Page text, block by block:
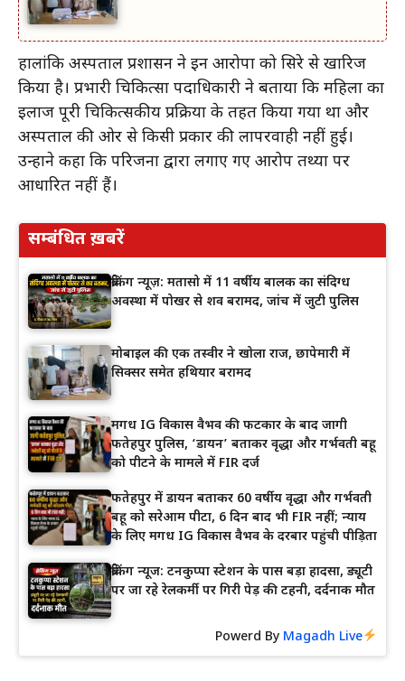
हालांकि अस्पताल प्रशासन ने इन आरोपों को सिरे से खारिज
किया है। प्रभारी चिकित्सा पदाधिकारी ने बताया कि महिला का
इलाज पूरी चिकित्सकीय प्रक्रिया के तहत किया गया था और
अस्पताल की ओर से किसी प्रकार की लापरवाही नहीं हुई।
उन्होंने कहा कि परिजनों द्वारा लगाए गए आरोप तथ्यों पर
आधारित नहीं हैं।
सम्बंधित ख़बरें
ब्रेकिंग न्यूज़: मतासो में 11 वर्षीय बालक का संदिग्ध
अवस्था में पोखर से शव बरामद, जांच में जुटी पुलिस
मोबाइल की एक तस्वीर ने खोला राज, छापेमारी में
सिक्सर समेत हथियार बरामद
मगध IG विकास वैभव की फटकार के बाद जागी
फतेहपुर पुलिस, ‘डायन’ बताकर वृद्धा और गर्भवती बहू
को पीटने के मामले में FIR दर्ज
फतेहपुर में डायन बताकर 60 वर्षीय वृद्धा और गर्भवती
बहू को सरेआम पीटा, 6 दिन बाद भी FIR नहीं; न्याय
के लिए मगध IG विकास वैभव के दरबार पहुंची पीड़िता
ब्रेकिंग न्यूज: टनकुप्पा स्टेशन के पास बड़ा हादसा, ड्यूटी
पर जा रहे रेलकर्मी पर गिरी पेड़ की टहनी, दर्दनाक मौत
Powerd By Magadh Live